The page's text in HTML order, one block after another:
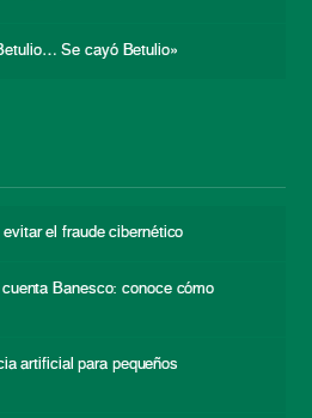
Se cayó Betulio»
el fraude cibernético
Banesco: conoce cómo
artificial para pequeños